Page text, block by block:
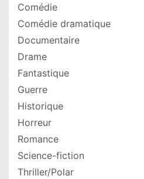
Comédie
Comédie dramatique
Documentaire
Drame
Fantastique
Guerre
Historique
Horreur
Romance
Science-fiction
Thriller/Polar